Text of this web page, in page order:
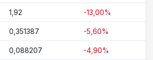
1,92 -13,00%
0,351387 -5,60%
0,088207 -4,90%